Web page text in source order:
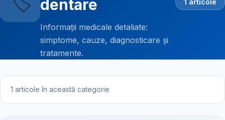
dentare
Informații medicale detaliate:
simptome, cauze, diagnosticare și
tratamente.
1 articole
1 articole în această categorie